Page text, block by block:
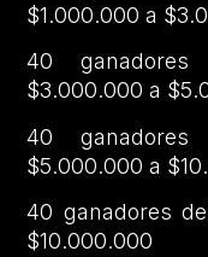
$1.000.000 a
40
$3.000.000 a
40
$5.000.000 a
40 ganadores
$10.000.000